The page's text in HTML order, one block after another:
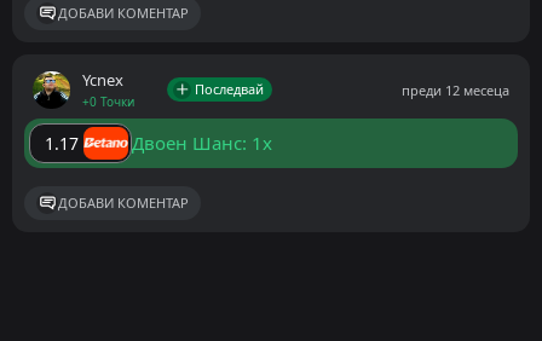
ДОБАВИ КОМЕНТАР
Ycnex
+0 Точки
Последвай преди 12 месеца
1.17 Двоен Шанс: 1x
ДОБАВИ КОМЕНТАР